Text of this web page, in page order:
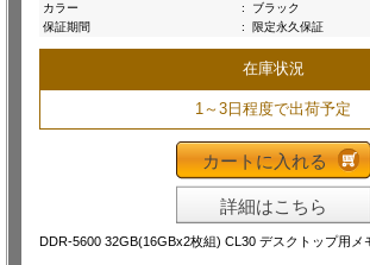
カラー
:
ブラック
保証期間
: 限定永久保証
在庫状況
1～3日程度で出荷予定
カートに入れる
詳細はこちら
DDR-5600 32GB(16GBx2枚組) CL30 デスクトップ用メ